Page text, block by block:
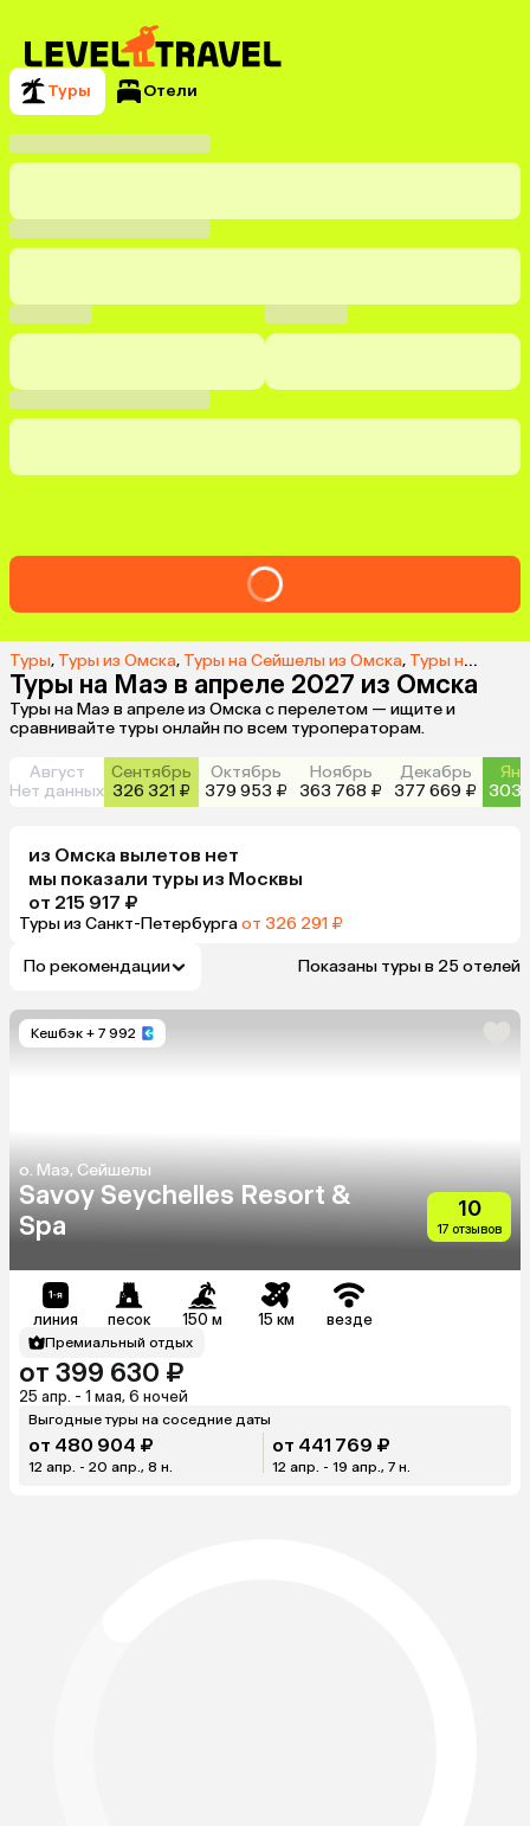
Туры Отели
Туры, Туры из Омска, Туры на Сейшелы из Омска, Туры на о. Маэ из Омска
Туры на Маэ в апреле 2027 из Омска
Туры на Маэ в апреле из Омска с перелетом — ищите и
сравнивайте туры онлайн по всем туроператорам.
Август
Нет данных
Сентябрь
326 321 ₽
Октябрь
379 953 ₽
Ноябрь
363 768 ₽
Декабрь
377 669 ₽
303
из Омска вылетов нет
мы показали туры из Москвы
от 215 917 ₽
Туры из Санкт-Петербургаот 326 291 ₽
По рекомендации Показаны туры в 25 отелей
Кешбэк + 7 992
о. Маэ, Сейшелы
Savoy Seychelles Resort &
Spa
10
17 отзывов
линия песок 150 м 15 км везде
Премиальный отдых
от 399 630 ₽
25 апр. - 1 мая, 6 ночей
Выгодные туры на соседние даты
от 480 904 ₽
12 апр. - 20 апр., 8 н.
от 441 769 ₽
12 апр. - 19 апр., 7 н.